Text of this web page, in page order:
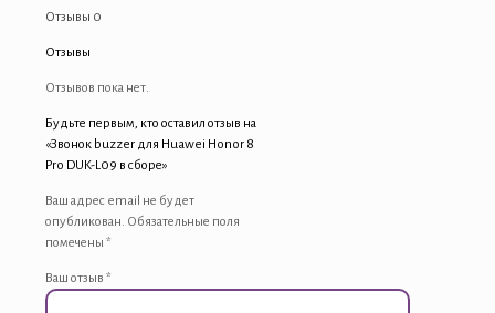
сборе
Отзывы 0
Отзывы
Отзывов пока нет.
Будьте первым, кто оставил отзыв на
«Звонок buzzer для Huawei Honor 8
Pro DUK-L09 в сборе»
Ваш адрес email не будет
опубликован. Обязательные поля
помечены *
Ваш отзыв *